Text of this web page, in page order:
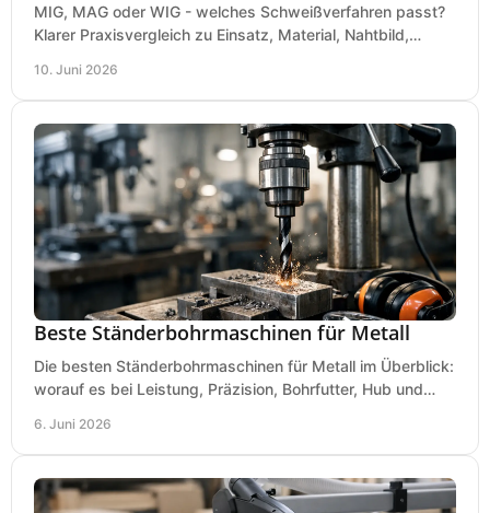
MIG, MAG oder WIG - welches Schweißverfahren passt?
Klarer Praxisvergleich zu Einsatz, Material, Nahtbild,
10. Juni 2026
Beste Ständerbohrmaschinen für Metall
Die besten Ständerbohrmaschinen für Metall im Überblick:
worauf es bei Leistung, Präzision, Bohrfutter, Hub und
6. Juni 2026